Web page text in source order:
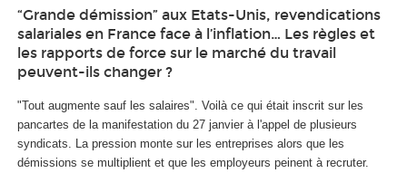
“Grande démission” aux Etats-Unis, revendications
salariales en France face à l’inflation… Les règles et
les rapports de force sur le marché du travail
peuvent-ils changer ?
"Tout augmente sauf les salaires". Voilà ce qui était inscrit sur les
pancartes de la manifestation du 27 janvier à l'appel de plusieurs
syndicats. La pression monte sur les entreprises alors que les
démissions se multiplient et que les employeurs peinent à recruter.